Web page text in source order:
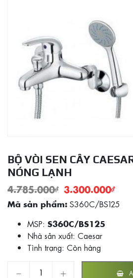
BỘ VÒI SEN CÂY
NÓNG LẠNH
4.785.000₫ 3.300.000₫
Mã sản phẩm: S360C/BS125
MSP: S360C/BS125
Nhà sản xuất: Caesar
Tình trạng: Còn hàng
BỘ VÒI SEN CÂY CAESAR